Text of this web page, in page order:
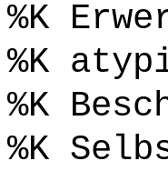
%K
%K
%K
%K